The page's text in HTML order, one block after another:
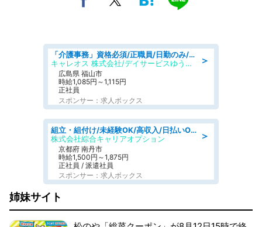
＞
「介護事務」資格必須/正職員/日勤のみ/デイサービス
キャレオス 株式会社/デイサービスゆうゆう南本庄
広島県 福山市
時給1,085円～1,115円
正社員
スポンサー：求人ボックス
＞
組立・組付け/未経験OK/高収入/日払いOK/寮費無料/交替制
株式会社綜合キャリアオプション
京都府 南丹市
時給1,500円～1,875円
正社員 / 派遣社員
スポンサー：求人ボックス
姉妹サイト